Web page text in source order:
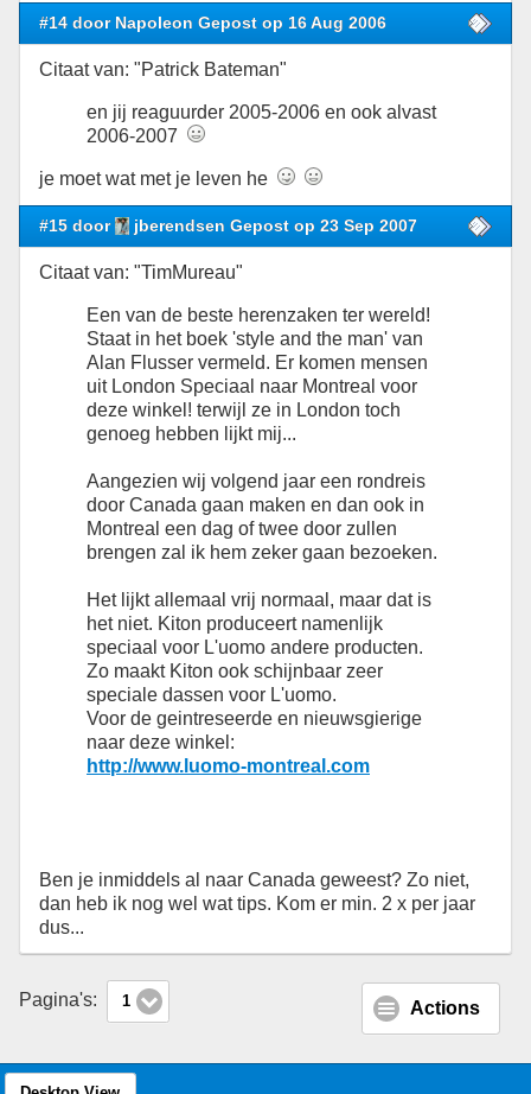
#14 door Napoleon Gepost op 16 Aug 2006
Citaat van: "Patrick Bateman"
en jij reaguurder 2005-2006 en ook alvast
2006-2007
je moet wat met je leven he
#15 door jberendsen Gepost op 23 Sep 2007
Citaat van: "TimMureau"
Een van de beste herenzaken ter wereld!
Staat in het boek 'style and the man' van
Alan Flusser vermeld. Er komen mensen
uit London Speciaal naar Montreal voor
deze winkel! terwijl ze in London toch
genoeg hebben lijkt mij...
Aangezien wij volgend jaar een rondreis
door Canada gaan maken en dan ook in
Montreal een dag of twee door zullen
brengen zal ik hem zeker gaan bezoeken.
Het lijkt allemaal vrij normaal, maar dat is
het niet. Kiton produceert namenlijk
speciaal voor L'uomo andere producten.
Zo maakt Kiton ook schijnbaar zeer
speciale dassen voor L'uomo.
Voor de geintreseerde en nieuwsgierige
naar deze winkel:
http://www.luomo-montreal.com
Ben je inmiddels al naar Canada geweest? Zo niet,
dan heb ik nog wel wat tips. Kom er min. 2 x per jaar
dus...
Pagina's: 1 Actions